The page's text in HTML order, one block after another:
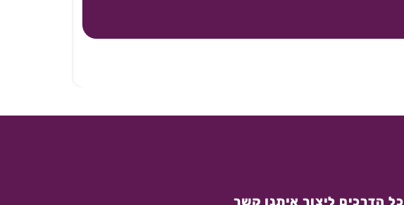
כל הדרכים ליצור איתנו קשר